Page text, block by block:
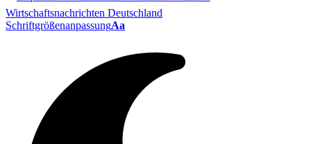
SchriftgrößenanpassungAa